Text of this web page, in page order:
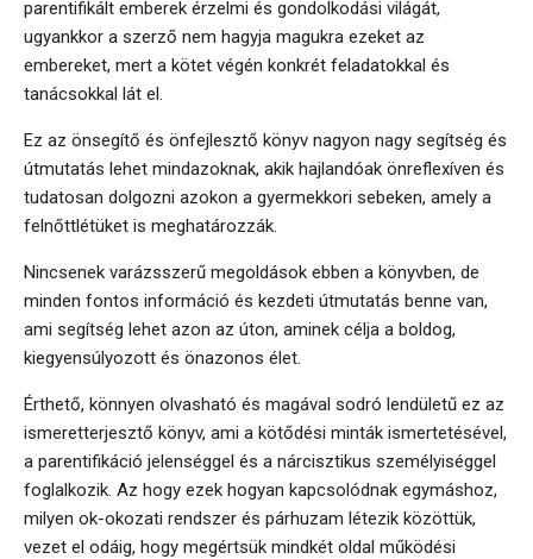
parentifikált emberek érzelmi és gondolkodási világát,
ugyankkor a szerző nem hagyja magukra ezeket az
embereket, mert a kötet végén konkrét feladatokkal és
tanácsokkal lát el.
Ez az önsegítő és önfejlesztő könyv nagyon nagy segítség és
útmutatás lehet mindazoknak, akik hajlandóak önreflexíven és
tudatosan dolgozni azokon a gyermekkori sebeken, amely a
felnőttlétüket is meghatározzák.
Nincsenek varázsszerű megoldások ebben a könyvben, de
minden fontos információ és kezdeti útmutatás benne van,
ami segítség lehet azon az úton, aminek célja a boldog,
kiegyensúlyozott és önazonos élet.
Érthető, könnyen olvasható és magával sodró lendületű ez az
ismeretterjesztő könyv, ami a kötődési minták ismertetésével,
a parentifikáció jelenséggel és a nárcisztikus személyiséggel
foglalkozik. Az hogy ezek hogyan kapcsolódnak egymáshoz,
milyen ok-okozati rendszer és párhuzam létezik közöttük,
vezet el odáig, hogy megértsük mindkét oldal működési